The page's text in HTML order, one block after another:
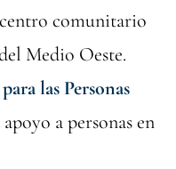
comunitario
Medio Oeste.
las Personas
a personas en